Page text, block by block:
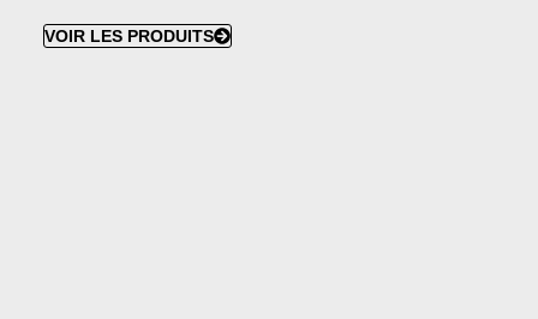
VOIR LES PRODUITS